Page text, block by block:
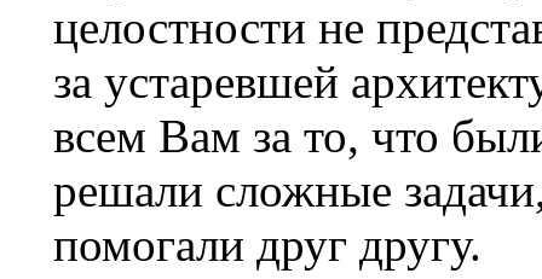
целостности не
за устаревшей
всем Вам за то, что
решали сложные
помогали друг другу.